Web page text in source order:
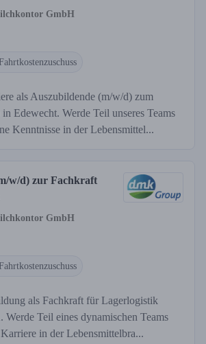
GmbH
Fahrtkostenzuschuss
als Auszubildende (m/w/d) zum
Edewecht. Werde Teil unseres Teams
Kenntnisse in der Lebensmittel...
w/d) zur Fachkraft
GmbH
Fahrtkostenzuschuss
als Fachkraft für Lagerlogistik
Teil eines dynamischen Teams
in der Lebensmittelbra...